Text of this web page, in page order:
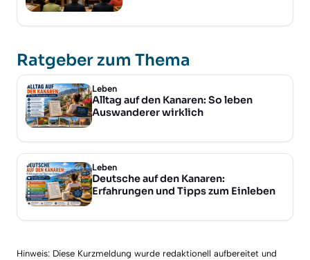
Ratgeber zum Thema
Leben
Alltag auf den Kanaren: So leben
Auswanderer wirklich
Leben
Deutsche auf den Kanaren:
Erfahrungen und Tipps zum Einleben
Hinweis: Diese Kurzmeldung wurde redaktionell aufbereitet und